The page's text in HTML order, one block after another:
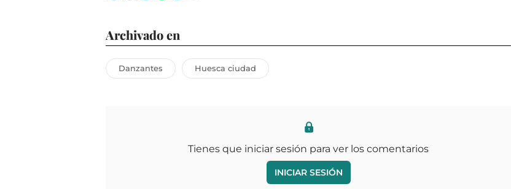
Archivado en
Danzantes Huesca ciudad
Tienes que iniciar sesión para ver los comentarios
INICIAR SESIÓN